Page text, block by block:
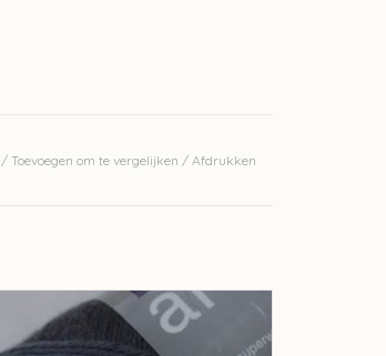
/ Toevoegen om te vergelijken / Afdrukken
Filcolana Filcolana Arwetta -Slate 234
TOEVOEGEN AAN WINKELWAGEN